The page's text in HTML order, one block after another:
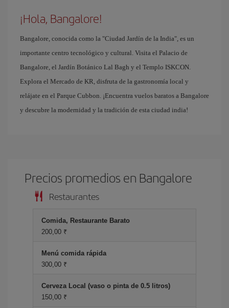
¡Hola, Bangalore!
Bangalore, conocida como la "Ciudad Jardín de la India", es un
importante centro tecnológico y cultural. Visita el Palacio de
Bangalore, el Jardín Botánico Lal Bagh y el Templo ISKCON.
Explora el Mercado de KR, disfruta de la gastronomía local y
relájate en el Parque Cubbon. ¡Encuentra vuelos baratos a Bangalore
y descubre la modernidad y la tradición de esta ciudad india!
Precios promedios en Bangalore
Restaurantes
Comida, Restaurante Barato
200,00 ₹
Menú comida rápida
300,00 ₹
Cerveza Local (vaso o pinta de 0.5 litros)
150,00 ₹